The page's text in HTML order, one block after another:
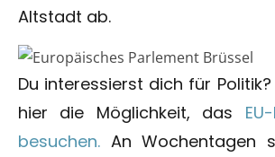
Altstadt ab.
Du interessierst dich für
hier die Möglichkeit, das
besuchen. An Wochentagen